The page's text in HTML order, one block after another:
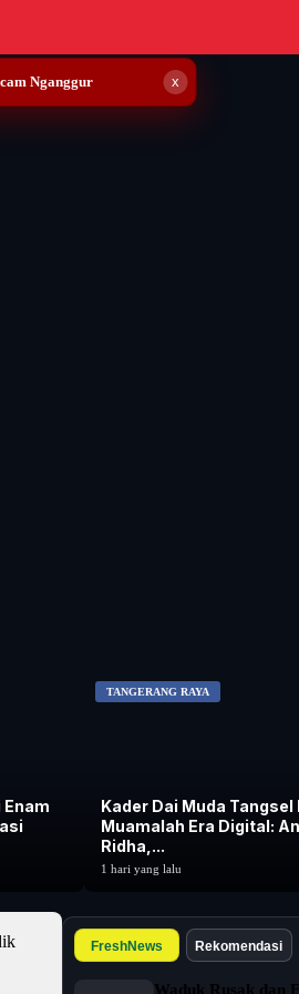
Enam
TANGERANG RAYA
Kader Dai Muda Tangsel
Muamalah Era Digital:
Ridha,...
1 hari yang lalu
FreshNews Rekomendasi
Waduk Rusak dan
x
Nganggur